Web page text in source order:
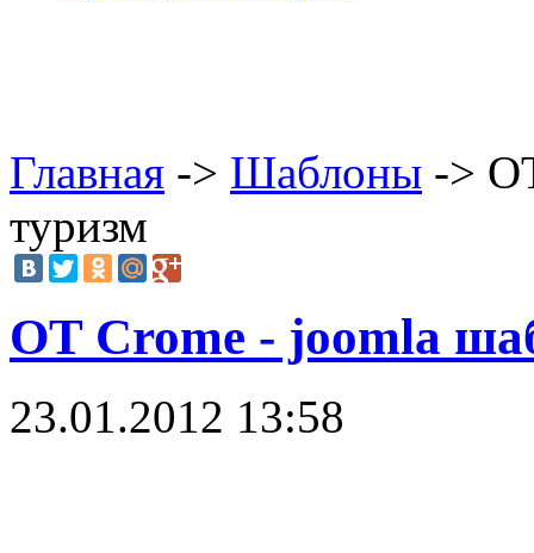
Главная -> Шаблоны ->
туризм
OT Crome - joomla
23.01.2012 13:58